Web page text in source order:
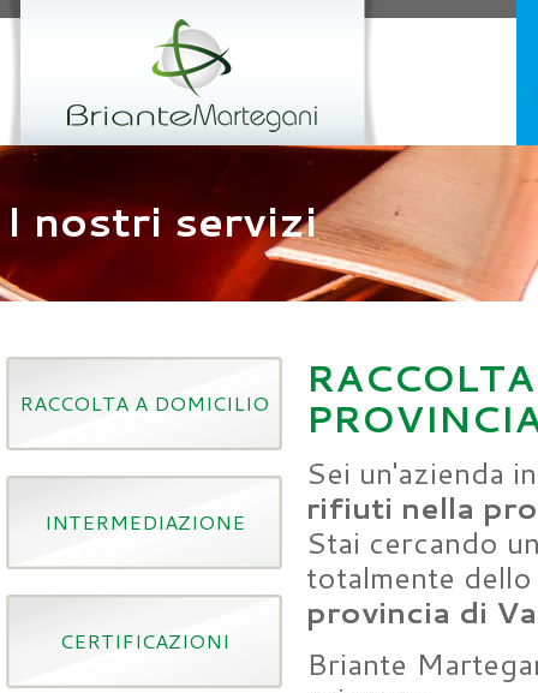
I nostri servizi
Sei un'azienda
rifiuti nella
Stai cercando
totalmente
provincia di
Briante
RACCOLTA A DOMICILIO
INTERMEDIAZIONE
CERTIFICAZIONI